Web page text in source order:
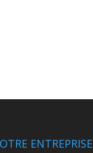
ENTREPRISE